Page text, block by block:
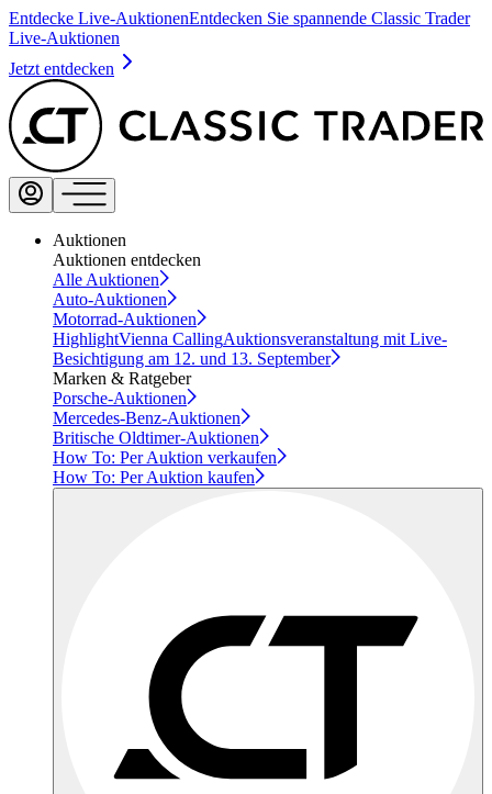
Entdecke Live-AuktionenEntdecken Sie spannende Classic Trader
Live-Auktionen
Jetzt entdecken
Auktionen
Auktionen entdecken
Alle Auktionen
Auto-Auktionen
Motorrad-Auktionen
HighlightVienna CallingAuktionsveranstaltung mit Live-
Besichtigung am 12. und 13. September
Marken & Ratgeber
Porsche-Auktionen
Mercedes-Benz-Auktionen
Britische Oldtimer-Auktionen
How To: Per Auktion verkaufen
How To: Per Auktion kaufen